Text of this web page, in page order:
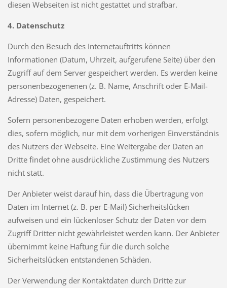
diesen Webseiten ist nicht gestattet und strafbar.
4. Datenschutz
Durch den Besuch des Internetauftritts können
Informationen (Datum, Uhrzeit, aufgerufene Seite) über den
Zugriff auf dem Server gespeichert werden. Es werden keine
personenbezogenenen (z. B. Name, Anschrift oder E-Mail-
Adresse) Daten, gespeichert.
Sofern personenbezogene Daten erhoben werden, erfolgt
dies, sofern möglich, nur mit dem vorherigen Einverständnis
des Nutzers der Webseite. Eine Weitergabe der Daten an
Dritte findet ohne ausdrückliche Zustimmung des Nutzers
nicht statt.
Der Anbieter weist darauf hin, dass die Übertragung von
Daten im Internet (z. B. per E-Mail) Sicherheitslücken
aufweisen und ein lückenloser Schutz der Daten vor dem
Zugriff Dritter nicht gewährleistet werden kann. Der Anbieter
übernimmt keine Haftung für die durch solche
Sicherheitslücken entstandenen Schäden.
Der Verwendung der Kontaktdaten durch Dritte zur